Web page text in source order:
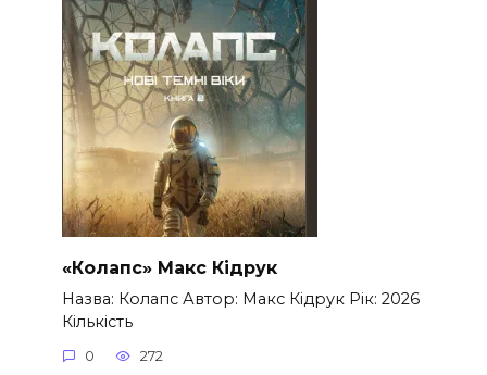
«Колапс» Макс Кідрук
Назва: Колапс Автор: Макс Кідрук Рік: 2026
Кількість
0 272